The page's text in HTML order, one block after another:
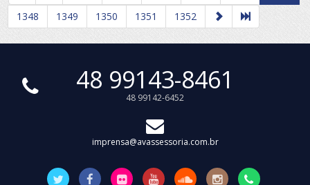
1348
1349 1350 1351 1352
48 99143-8461
48 99142-6452
imprensa@avassessoria.com.br